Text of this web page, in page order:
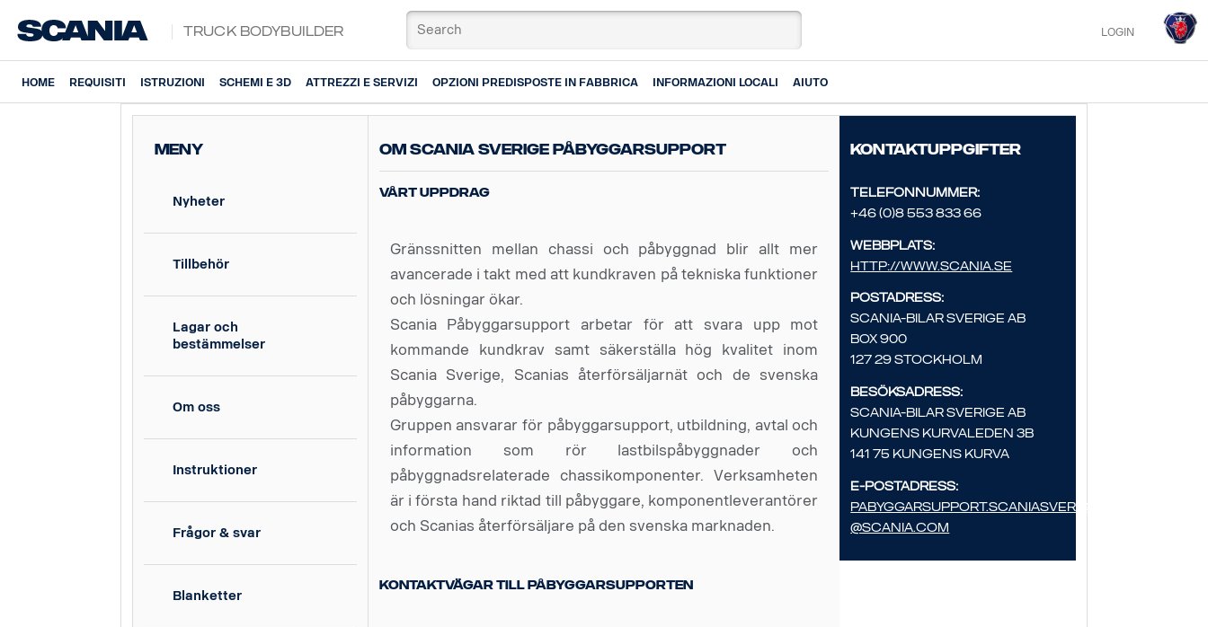
Truck Bodybuilder LOGIN
HOME REQUISITI ISTRUZIONI SCHEMI E 3D ATTREZZI E SERVIZI OPZIONI PREDISPOSTE IN FABBRICA INFORMAZIONI LOCALI AIUTO
MENY
Nyheter
Tillbehör
Lagar och
bestämmelser
Om oss
Instruktioner
Frågor & svar
Blanketter
Om Scania Sverige påbyggarsupport
Vårt uppdrag
Gränssnitten mellan chassi och påbyggnad blir allt mer
avancerade i takt med att kundkraven på tekniska funktioner
och lösningar ökar.
Scania Påbyggarsupport arbetar för att svara upp mot
kommande kundkrav samt säkerställa hög kvalitet inom
Scania Sverige, Scanias återförsäljarnät och de svenska
påbyggarna.
Gruppen ansvarar för påbyggarsupport, utbildning, avtal och
information som rör lastbilspåbyggnader och
påbyggnadsrelaterade chassikomponenter. Verksamheten
är i första hand riktad till påbyggare, komponentleverantörer
och Scanias återförsäljare på den svenska marknaden.
Kontaktvägar till Påbyggarsupporten
Kontaktuppgifter
Telefonnummer:
+46 (0)8 553 833 66
Webbplats:
http://www.scania.se
Postadress:
Scania-Bilar Sverige AB
Box 900
127 29 Stockholm
Besöksadress:
Scania-Bilar Sverige AB
Kungens Kurvaleden 3B
141 75 Kungens Kurva
E-postadress:
pabyggarsupport.scaniasverige
@scania.com